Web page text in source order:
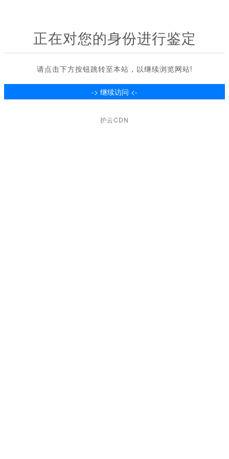
正在对您的身份进行鉴定
请点击下方按钮跳转至本站，以继续浏览网站!
护云CDN